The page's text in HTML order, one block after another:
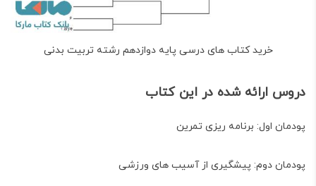
خرید کتاب های درسی پایه دوازدهم رشته تربیت بدنی
دروس ارائه شده در این کتاب
پودمان اول: برنامه ریزی تمرین
پودمان دوم: پیشگیری از آسیب های ورزشی